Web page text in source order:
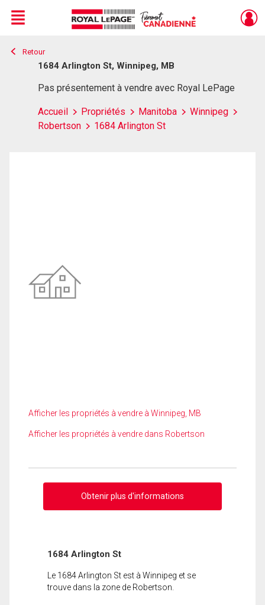
Live
En Direct
Menu
Retour
1684 Arlington St, Winnipeg, MB
Pas présentement à vendre avec Royal LePage
Accueil Propriétés Manitoba
Winnipeg
Robertson
1684 Arlington St
Afficher les propriétés à vendre à Winnipeg, MB
Afficher les propriétés à vendre dans Robertson
Obtenir plus d'informations
1684 Arlington St
Le 1684 Arlington St est à Winnipeg et se
trouve dans la zone de Robertson.